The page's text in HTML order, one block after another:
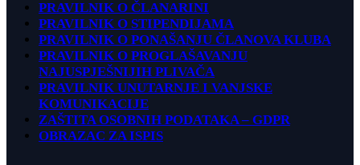
PRAVILNIK O ČLANARINI
PRAVILNIK O STIPENDIJAMA
PRAVILNIK O PONAŠANJU ČLANOVA KLUBA
PRAVILNIK O PROGLAŠAVANJU
NAJUSPJEŠNIJIH PLIVAČA
PRAVILNIK UNUTARNJE I VANJSKE
KOMUNIKACIJE
ZAŠTITA OSOBNIH PODATAKA – GDPR
OBRAZAC ZA ISPIS